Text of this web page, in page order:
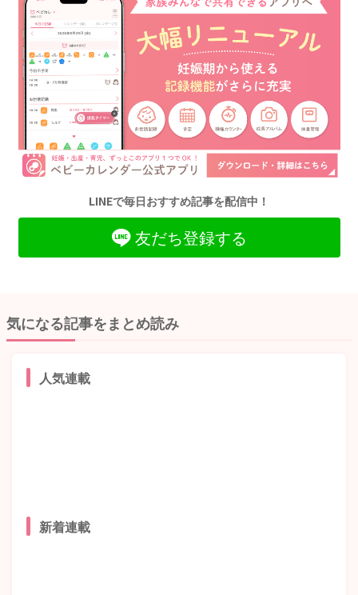
LINEで毎日おすすめ記事を配信中！
友だち登録する
気になる記事をまとめ読み
人気連載
新着連載